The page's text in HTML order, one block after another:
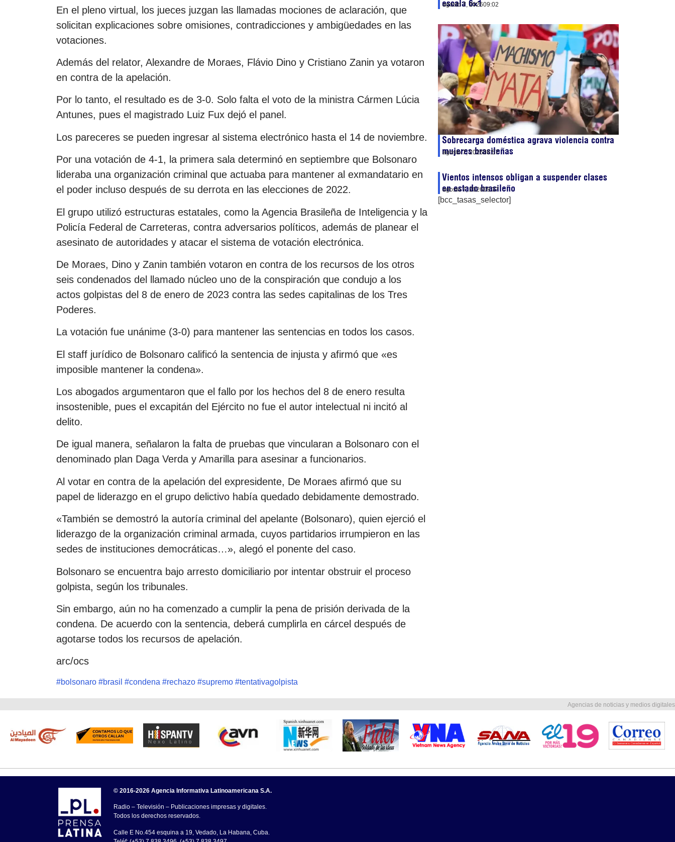
En el pleno virtual, los jueces juzgan las llamadas mociones de aclaración, que
solicitan explicaciones sobre omisiones, contradicciones y ambigüedades en las
votaciones.
Además del relator, Alexandre de Moraes, Flávio Dino y Cristiano Zanin ya votaron
en contra de la apelación.
Por lo tanto, el resultado es de 3-0. Solo falta el voto de la ministra Cármen Lúcia
Antunes, pues el magistrado Luiz Fux dejó el panel.
Los pareceres se pueden ingresar al sistema electrónico hasta el 14 de noviembre.
Por una votación de 4-1, la primera sala determinó en septiembre que Bolsonaro
lideraba una organización criminal que actuaba para mantener al exmandatario en
el poder incluso después de su derrota en las elecciones de 2022.
El grupo utilizó estructuras estatales, como la Agencia Brasileña de Inteligencia y la
Policía Federal de Carreteras, contra adversarios políticos, además de planear el
asesinato de autoridades y atacar el sistema de votación electrónica.
De Moraes, Dino y Zanin también votaron en contra de los recursos de los otros
seis condenados del llamado núcleo uno de la conspiración que condujo a los
actos golpistas del 8 de enero de 2023 contra las sedes capitalinas de los Tres
Poderes.
La votación fue unánime (3-0) para mantener las sentencias en todos los casos.
El staff jurídico de Bolsonaro calificó la sentencia de injusta y afirmó que «es
imposible mantener la condena».
Los abogados argumentaron que el fallo por los hechos del 8 de enero resulta
insostenible, pues el excapitán del Ejército no fue el autor intelectual ni incitó al
delito.
De igual manera, señalaron la falta de pruebas que vincularan a Bolsonaro con el
denominado plan Daga Verda y Amarilla para asesinar a funcionarios.
Al votar en contra de la apelación del expresidente, De Moraes afirmó que su
papel de liderazgo en el grupo delictivo había quedado debidamente demostrado.
«También se demostró la autoría criminal del apelante (Bolsonaro), quien ejerció el
liderazgo de la organización criminal armada, cuyos partidarios irrumpieron en las
sedes de instituciones democráticas…», alegó el ponente del caso.
Bolsonaro se encuentra bajo arresto domiciliario por intentar obstruir el proceso
golpista, según los tribunales.
Sin embargo, aún no ha comenzado a cumplir la pena de prisión derivada de la
condena. De acuerdo con la sentencia, deberá cumplirla en cárcel después de
agotarse todos los recursos de apelación.
arc/ocs
#bolsonaro #brasil #condena #rechazo #supremo #tentativagolpista
escala 6×1
agosto 7, 202609:02
Sobrecarga doméstica agrava violencia contra
mujeres brasileñas
agosto 7, 202608:57
Vientos intensos obligan a suspender clases
en estado brasileño
agosto 7, 202608:37
[bcc_tasas_selector]
Agencias de noticias y medios digitales
© 2016-2026 Agencia Informativa Latinoamericana S.A.
Radio – Televisión – Publicaciones impresas y digitales.
Todos los derechos reservados.
Calle E No.454 esquina a 19, Vedado, La Habana, Cuba.